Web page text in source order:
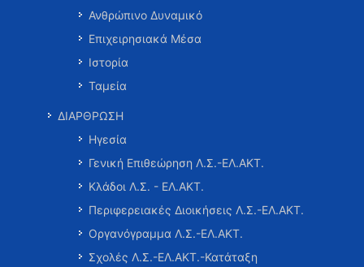
Ανθρώπινο Δυναμικό
Επιχειρησιακά Μέσα
Ιστορία
Ταμεία
ΔΙΑΡΘΡΩΣΗ
Ηγεσία
Γενική Επιθεώρηση Λ.Σ.-ΕΛ.ΑΚΤ.
Κλάδοι Λ.Σ. - ΕΛ.ΑΚΤ.
Περιφερειακές Διοικήσεις Λ.Σ.-ΕΛ.ΑΚΤ.
Οργανόγραμμα Λ.Σ.-ΕΛ.ΑΚΤ.
Σχολές Λ.Σ.-ΕΛ.ΑΚΤ.-Κατάταξη